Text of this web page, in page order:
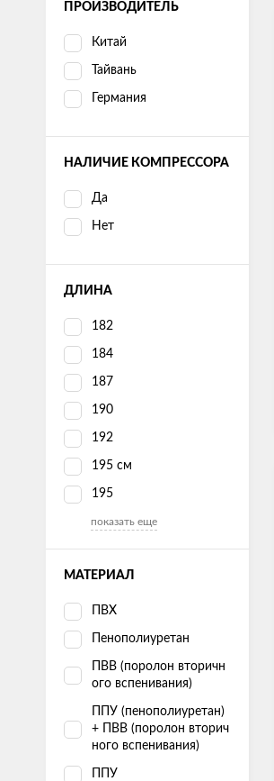
ПРОИЗВОДИТЕЛЬ
Китай
Тайвань
Германия
НАЛИЧИЕ КОМПРЕССОРА
Да
Нет
ДЛИНА
182
184
187
190
192
195 см
195
показать еще
МАТЕРИАЛ
ПВХ
Пенополиуретан
ПВВ (поролон вторичн
ого вспенивания)
ППУ (пенополиуретан)
+ ПВВ (поролон вторич
ного вспенивания)
ППУ